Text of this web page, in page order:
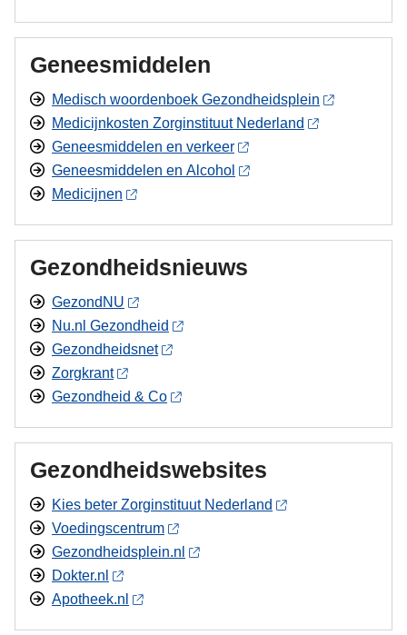
Geneesmiddelen
Medisch woordenboek Gezondheidsplein
Medicijnkosten Zorginstituut Nederland
Geneesmiddelen en verkeer
Geneesmiddelen en Alcohol
Medicijnen
Gezondheidsnieuws
GezondNU
Nu.nl Gezondheid
Gezondheidsnet
Zorgkrant
Gezondheid & Co
Gezondheidswebsites
Kies beter Zorginstituut Nederland
Voedingscentrum
Gezondheidsplein.nl
Dokter.nl
Apotheek.nl